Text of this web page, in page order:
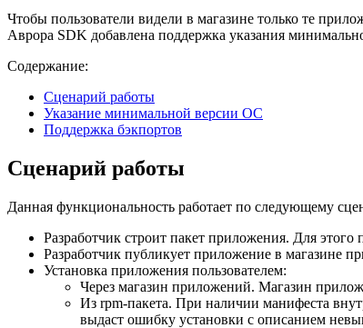
Чтобы пользователи видели в магазине только те
Аврора SDK добавлена поддержка указания
Содержание:
Сценарий работы
Указание минимальной версии ОС
Поддержка бэкпортов
Сценарий работы
Данная функциональность работает по следующему
Разработчик строит пакет приложения. Для
Разработчик публикует приложение в магазине
Установка приложения пользователем:
Через магазин приложений. Магазин
Из rpm-пакета. При наличии манифеста
выдаст ошибку установки с описанием